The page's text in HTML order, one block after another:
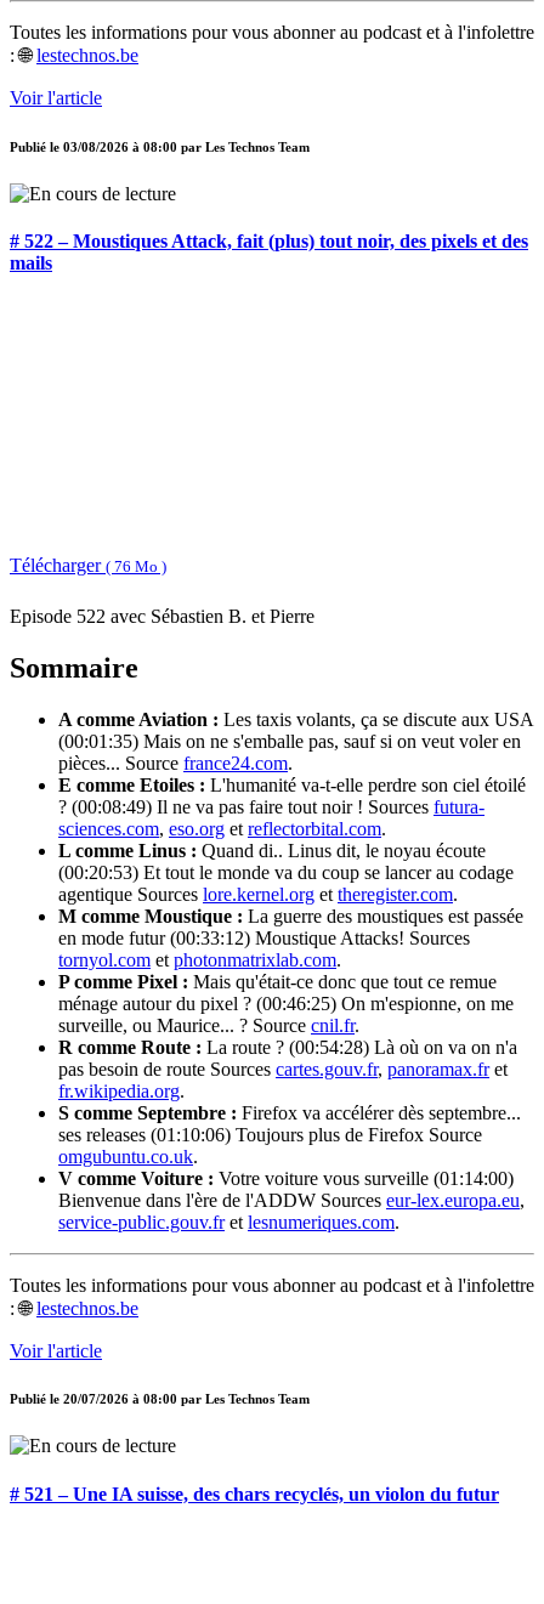
Toutes les informations pour vous abonner au podcast et à l'infolettre
: 🌐lestechnos.be
Voir l'article
Publié le 03/08/2026 à 08:00 par Les Technos Team
# 522 – Moustiques Attack, fait (plus) tout noir, des pixels et des
mails
Télécharger ( 76 Mo )
Episode 522 avec Sébastien B. et Pierre
Sommaire
A comme Aviation : Les taxis volants, ça se discute aux USA
(00:01:35) Mais on ne s'emballe pas, sauf si on veut voler en
pièces... Source france24.com.
E comme Etoiles : L'humanité va-t-elle perdre son ciel étoilé
? (00:08:49) Il ne va pas faire tout noir ! Sources futura-
sciences.com, eso.org et reflectorbital.com.
L comme Linus : Quand di.. Linus dit, le noyau écoute
(00:20:53) Et tout le monde va du coup se lancer au codage
agentique Sources lore.kernel.org et theregister.com.
M comme Moustique : La guerre des moustiques est passée
en mode futur (00:33:12) Moustique Attacks! Sources
tornyol.com et photonmatrixlab.com.
P comme Pixel : Mais qu'était-ce donc que tout ce remue
ménage autour du pixel ? (00:46:25) On m'espionne, on me
surveille, ou Maurice... ? Source cnil.fr.
R comme Route : La route ? (00:54:28) Là où on va on n'a
pas besoin de route Sources cartes.gouv.fr, panoramax.fret
fr.wikipedia.org.
S comme Septembre : Firefox va accélérer dès septembre...
ses releases (01:10:06) Toujours plus de Firefox Source
omgubuntu.co.uk.
V comme Voiture : Votre voiture vous surveille (01:14:00)
Bienvenue dans l'ère de l'ADDW Sources eur-lex.europa.eu,
service-public.gouv.fret lesnumeriques.com.
Toutes les informations pour vous abonner au podcast et à l'infolettre
: 🌐lestechnos.be
Voir l'article
Publié le 20/07/2026 à 08:00 par Les Technos Team
# 521 – Une IA suisse, des chars recyclés, un violon du futur